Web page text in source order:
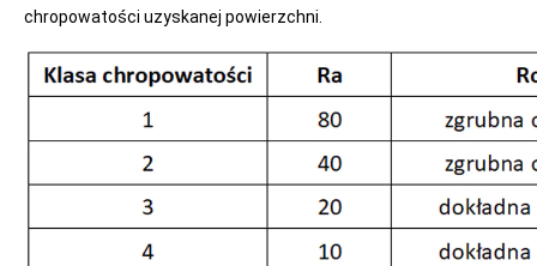
chropowatości uzyskanej powierzchni.